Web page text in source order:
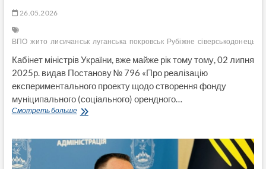
26.05.2026
ВПО жито лисичанськ луганська покровськ Рубіжне сіверськодонецьк
Кабінет міністрів України, вже майже рік тому тому, 02 липня
2025р. видав Постанову № 796 «Про реалізацію
експериментального проекту щодо створення фонду
муніципального (соціального) орендного…
Смотреть большеДе
ВПО?
майже